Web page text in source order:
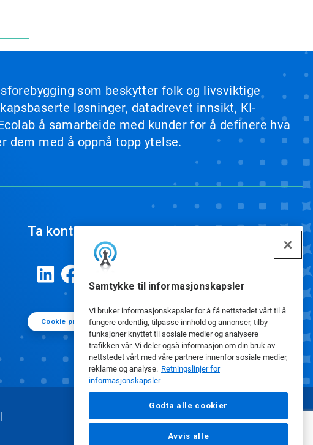
Samtykke til informasjonskapsler
Vi bruker informasjonskapsler for å få nettstedet vårt til å
fungere ordentlig, tilpasse innhold og annonser, tilby
funksjoner knyttet til sosiale medier og analysere
trafikken vår. Vi deler også informasjon om din bruk av
nettstedet vårt med våre partnere innenfor sosiale medier,
reklame og analyse. Retningslinjer for
informasjonskapsler
Godta alle cookier
Avvis alle
som beskytter folk og livsviktige
løsninger, datadrevet innsikt, KI-
å samarbeide med kunder for å definere hva
dem med å oppnå topp ytelse.
Ta kontakt
Cookie preferanser
|